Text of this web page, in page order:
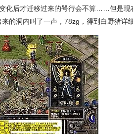
化后才迁移过来的咢行会不算……但是现
的洞内叫了一声，78zg，得到白野猪详